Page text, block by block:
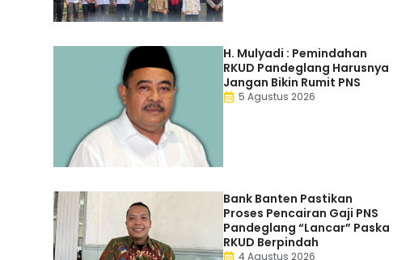
H. Mulyadi : Pemindahan
RKUD Pandeglang Harusnya
Jangan Bikin Rumit PNS
5 Agustus 2026
Bank Banten Pastikan
Proses Pencairan Gaji PNS
Pandeglang “Lancar” Paska
RKUD Berpindah
4 Agustus 2026